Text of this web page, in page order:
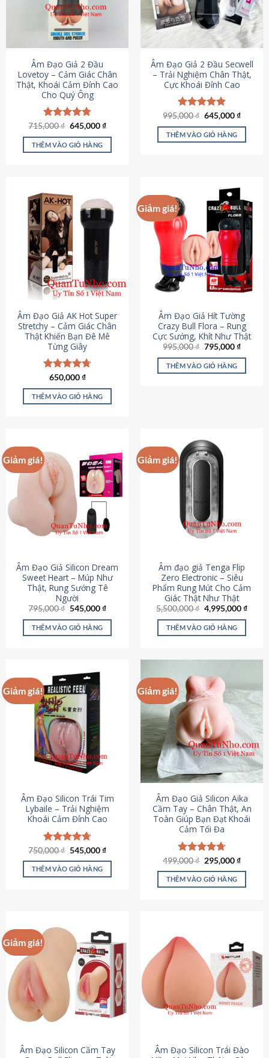
Âm Đạo Giả 2 Đầu
Lovetoy – Cảm Giác Chân
Thật, Khoái Cảm Đỉnh Cao
Cho Quý Ông
Được xếp
hạng4.79
5 sao
715,000₫ Giá
là:
715,000 ₫.
645,000₫Giá
tại
THÊM VÀO GIỎ HÀNG
Âm Đạo Giả 2 Đầu Secwell
– Trải Nghiệm Chân Thật,
Cực Khoái Đỉnh Cao
Được xếp
hạng4.88
5 sao
995,000₫ Giá
là:
995,000 ₫.
645,000₫Giá
tại
THÊM VÀO GIỎ HÀNG
Âm Đạo Giả AK Hot Super
Stretchy – Cảm Giác Chân
Thật Khiến Bạn Đê Mê
Từng Giây
Được xếp
hạng4.75
5 sao
650,000₫
THÊM VÀO GIỎ HÀNG
Giảm giá!
Âm Đạo Giả Hít Tường
Crazy Bull Flora – Rung
Cực Sướng, Khít Như Thật
995,000₫ Giá
là:
995,000 ₫.
795,000₫Giá
tại
THÊM VÀO GIỎ HÀNG
Giảm giá!
Âm Đạo Giả Silicon Dream
Sweet Heart – Múp Như
Thật, Rung Sướng Tê
Người
795,000₫ Giá
là:
795,000 ₫.
545,000₫Giá
tại
545,000 ₫.
THÊM VÀO GIỎ HÀNG
Giảm giá!
Âm đạo giả Tenga Flip
Zero Electronic – Siêu
Phẩm Rung Mút Cho Cảm
Giác Thật Như Thật
5,500,000₫ Giá
gốc
là:
5,500,000 ₫.
4,995,000₫Giá
THÊM VÀO GIỎ HÀNG
Giảm giá!
Âm Đạo Silicon Trái Tim
Lybaile – Trải Nghiệm
Khoái Cảm Đỉnh Cao
Được xếp
hạng4.70
5 sao
750,000₫ Giá
là:
750,000 ₫.
545,000₫Giá
tại
545,000 ₫.
THÊM VÀO GIỎ HÀNG
Giảm giá!
Âm Đạo Giả Silicon Aika
Cầm Tay – Chân Thật, An
Toàn Giúp Bạn Đạt Khoái
Cảm Tối Đa
Được xếp
hạng4.75
5 sao
499,000₫ Giá
là:
499,000 ₫.
295,000₫Giá
tại
THÊM VÀO GIỎ HÀNG
Giảm giá!
Âm Đạo Silicon Cầm Tay
Âm Đạo Silicon Trái Đào